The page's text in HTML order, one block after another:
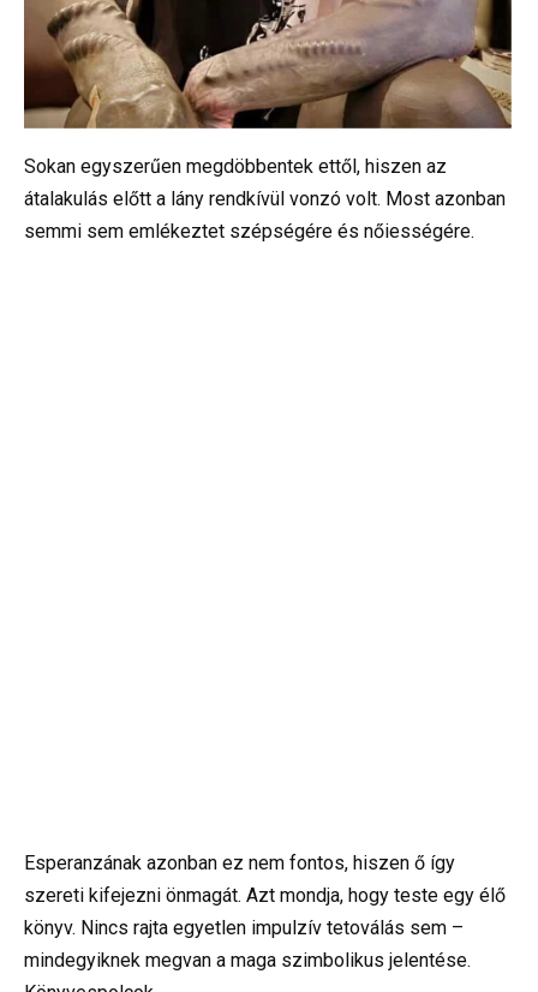
Sokan egyszerűen megdöbbentek ettől, hiszen az
átalakulás előtt a lány rendkívül vonzó volt. Most azonban
semmi sem emlékeztet szépségére és nőiességére.
Esperanzának azonban ez nem fontos, hiszen ő így
szereti kifejezni önmagát. Azt mondja, hogy teste egy élő
könyv. Nincs rajta egyetlen impulzív tetoválás sem –
mindegyiknek megvan a maga szimbolikus jelentése.